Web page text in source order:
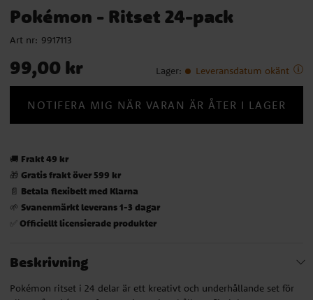
Pokémon - Ritset 24-pack
Art nr: 9917113
Pris: 99,00 kr
99,00 kr Lager: Leveransdatum okänt
NOTIFERA MIG NÄR VARAN ÄR ÅTER I LAGER
🚚 Frakt 49 kr
🎁 Gratis frakt över 599 kr
📄 Betala flexibelt med Klarna
🌱 Svanenmärkt leverans 1-3 dagar
✅ Officiellt licensierade produkter
Beskrivning
Pokémon ritset i 24 delar är ett kreativt och underhållande set för